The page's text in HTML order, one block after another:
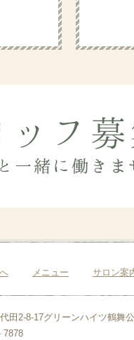
メニュー サロン案
田2-8-17グリーンハイツ鶴舞
7878